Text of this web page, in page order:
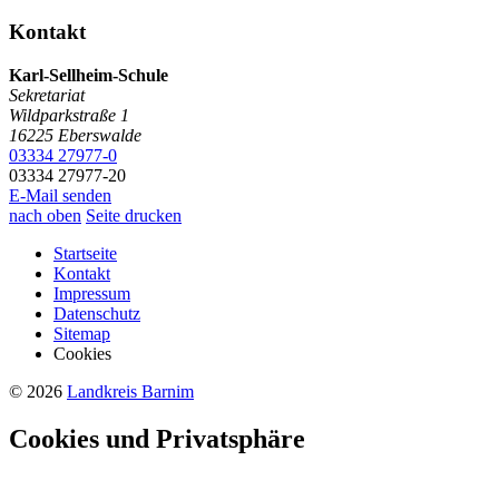
Kontakt
Karl-Sellheim-Schule
Sekretariat
Wildparkstraße 1
16225 Eberswalde
03334 27977-0
03334 27977-20
E-Mail senden
nach oben Seite drucken
Startseite
Kontakt
Impressum
Datenschutz
Sitemap
Cookies
© 2026 Landkreis Barnim
Cookies und Privatsphäre